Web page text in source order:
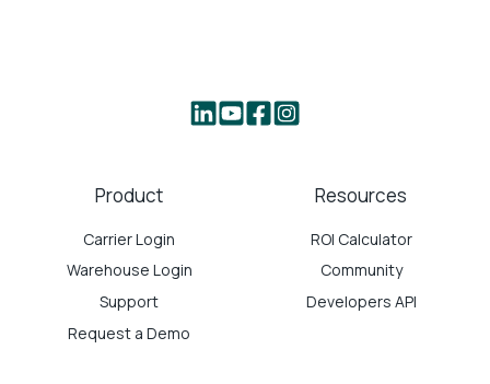
Product
Carrier Login
Warehouse Login
Support
Request a Demo
Resources
ROI Calculator
Community
Developers API